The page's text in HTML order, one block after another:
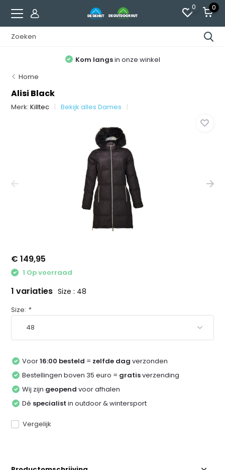
0 0
Kom langsin onze winkel
Home
Alisi Black
Merk:Killtec Bekijk alles Dames
€ 149,95
1 Op voorraad
1 variaties Size : 48
Size: *
Voor16:00 besteld = zelfde dag verzonden
Bestellingen boven 35 euro = gratisverzending
Wij zijn geopend voor afhalen
Dé specialist in outdoor & wintersport
Vergelijk